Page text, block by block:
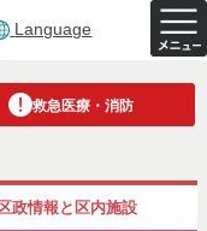
Language
救急医療・消防
区政情報と区内施設